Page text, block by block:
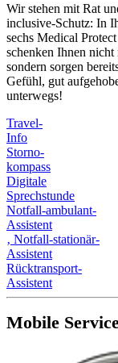
Wir stehen mit Rat
inclusive-Schutz: In
sechs Medical
schenken Ihnen
sondern sorgen
Gefühl, gut
unterwegs!
Travel-
Info
Storno-
kompass
Digitale
Sprechstunde
Notfall-ambulant-
Assistent
‚ Notfall-stationär-
Assistent
Rücktransport-
Assistent
Mobile